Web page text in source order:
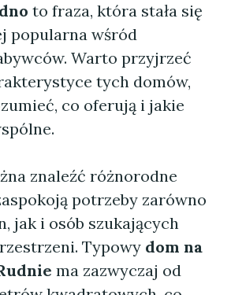
to fraza, która stała się
popularna wśród
Warto przyjrzeć
tych domów,
co oferują i jakie
znaleźć różnorodne
potrzeby zarówno
jak i osób szukających
Typowy dom na
ma zazwyczaj od